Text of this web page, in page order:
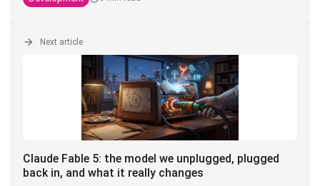
executedoutside
negotiate, it doesn't hallucinate, and it doesn't cost
anything in context. It's the only layer that transforms an
into a guarantee.
Next article
Claude Fable 5: the model we unplugged, plugged
back in, and what it really changes